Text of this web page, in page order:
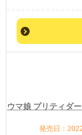
ウマ娘 プリティダ
発売日：